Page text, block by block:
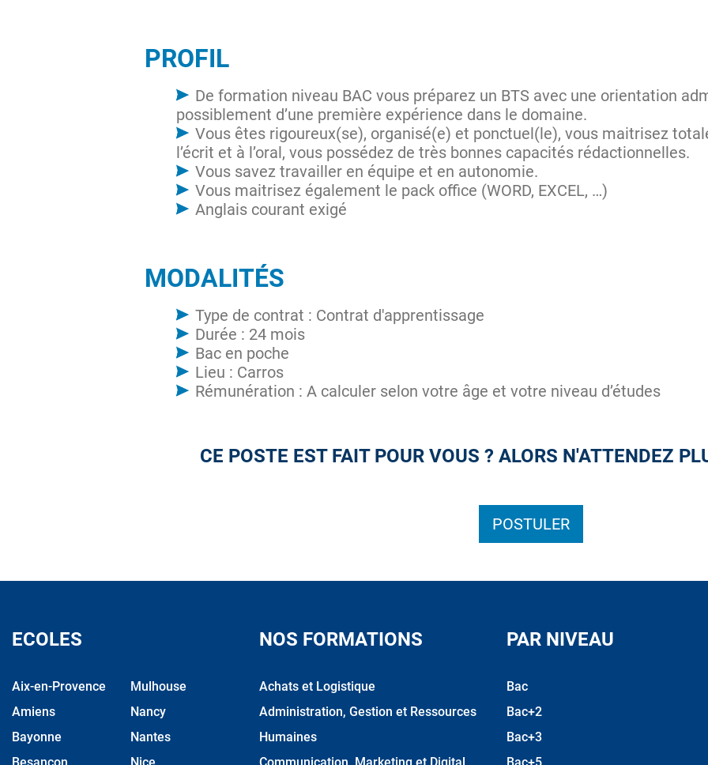
PROFIL
De formation niveau BAC vous préparez un BTS avec une orientation
possiblement d’une première expérience dans le domaine.
Vous êtes rigoureux(se), organisé(e) et ponctuel(le), vous maitrisez
l’écrit et à l’oral, vous possédez de très bonnes capacités rédactionnelles.
Vous savez travailler en équipe et en autonomie.
Vous maitrisez également le pack office (WORD, EXCEL, …)
Anglais courant exigé
MODALITÉS
Type de contrat : Contrat d'apprentissage
Durée : 24 mois
Bac en poche
Lieu : Carros
Rémunération : A calculer selon votre âge et votre niveau d’études
CE POSTE EST FAIT POUR VOUS ? ALORS N'ATTENDEZ
POSTULER
ECOLES
Aix-en-Provence
Amiens
Bayonne
Besançon
Mulhouse
Nancy
Nantes
Nice
NOS FORMATIONS
Achats et Logistique
Administration, Gestion et Ressources
Humaines
Communication, Marketing et Digital
PAR NIVEAU
Bac
Bac+2
Bac+3
Bac+5